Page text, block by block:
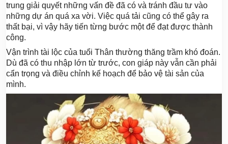
trung giải quyết những vấn đề đã có và tránh đầu tư vào
những dự án quá xa vời. Việc quá tải cũng có thể gây ra
thất bại, vì vậy hãy tiến từng bước một để đạt được thành
công.
Vận trình tài lộc của tuổi Thân thường thăng trầm khó đoán.
Dù đã có thu nhập lớn từ trước, con giáp này vẫn cần phải
cẩn trọng và điều chỉnh kế hoạch để bảo vệ tài sản của
mình.